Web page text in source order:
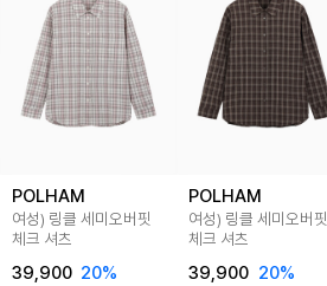
POLHAM
여성) 링클 세미오버핏
체크 셔츠
39,900 20%
POLHAM
여성) 링클 세미오버핏
체크 셔츠
39,900 20%